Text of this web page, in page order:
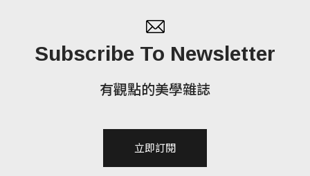
Subscribe To Newsletter
有觀點的美學雜誌
立即訂閱